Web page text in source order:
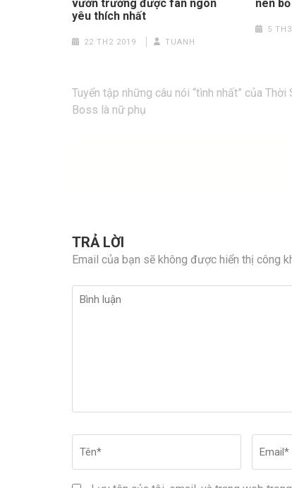
vườn trường được fan ngôn
yêu thích nhất
22 TH2 2019 TUANH
nên
5
Điều
hướng
Tuyển tập những câu nói “tình nhất” của Thời
Boss là nữ phụ
TRẢ LỜI
Email của bạn sẽ không được hiển thị công
Bình